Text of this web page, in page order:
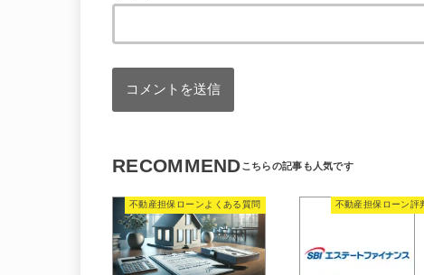
RECOMMEND
不動産担保ローンよくある質問 不動産担保ローン評